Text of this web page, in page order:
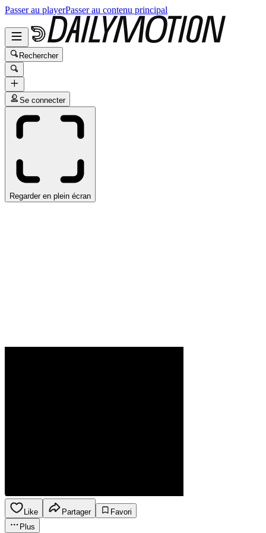
Passer au playerPasser au contenu principal
Rechercher
Se connecter
Regarder en plein écran
Like Partager
Favori
Plus